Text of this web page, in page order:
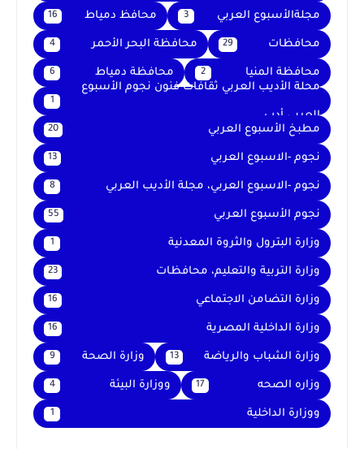
مجلةالأسبوع العربي 3 محافظ دمياط 16
محافظات 29 محافظة البحر الأحمر 4
محافظة المنيا 2 محافظة دمياط 6
محلة الأديب العربي ثقافات فنون نجوم الأسبوع
العربي أدب
1
مطبخ الأسبوع العربي 20
نجوم -الاسبوع العربي 13
نجوم -الاسبوع العربي، مجلة الأديب العربي 8
نجوم الأسبوع العربي 55
وزارة البترول والثروة المعدنية 1
وزارة التربية والتعليم، محافظات 23
وزارة التضامن الاجتماعي 16
وزارة الداخلية المصرية 16
وزارة الشباب والرياضة 13 وزارة الصحة 9
وزاره الصحه 17 ووزارة البيئة 4
ووزارة الداخلية 1